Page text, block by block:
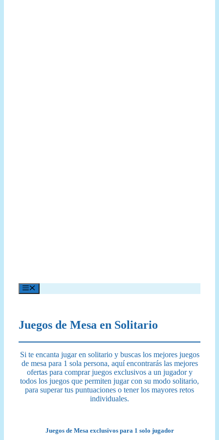
Menú
Juegos de Mesa en Solitario
Si te encanta jugar en solitario y buscas los mejores juegos
de mesa para 1 sola persona, aquí encontrarás las mejores
ofertas para comprar juegos exclusivos a un jugador y
todos los juegos que permiten jugar con su modo solitario,
para superar tus puntuaciones o tener los mayores retos
individuales.
Juegos de Mesa exclusivos para 1 solo jugador